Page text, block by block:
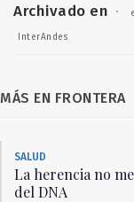
Archivado en ·
InterAndes
MÁS EN FRONTERA
SALUD
La herencia no
del DNA